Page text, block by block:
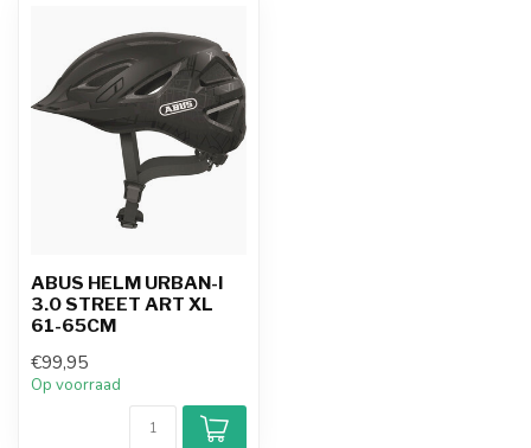
ABUS HELM URBAN-I
3.0 STREET ART XL
61-65CM
€99,95
Op voorraad